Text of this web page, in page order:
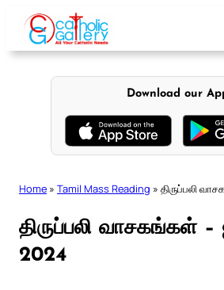
content
Download our
Home » Tamil Mass Reading » திருப்பலி
திருப்பலி வாசகங்கள்
2024